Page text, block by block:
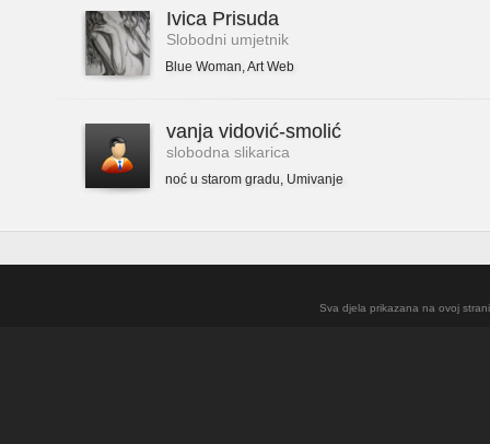
Ivica Prisuda
Slobodni umjetnik
Blue Woman,Art Web
vanja vidović-smolić
slobodna slikarica
noć u starom gradu, Umivanje
Sva djela prikazana na ovoj